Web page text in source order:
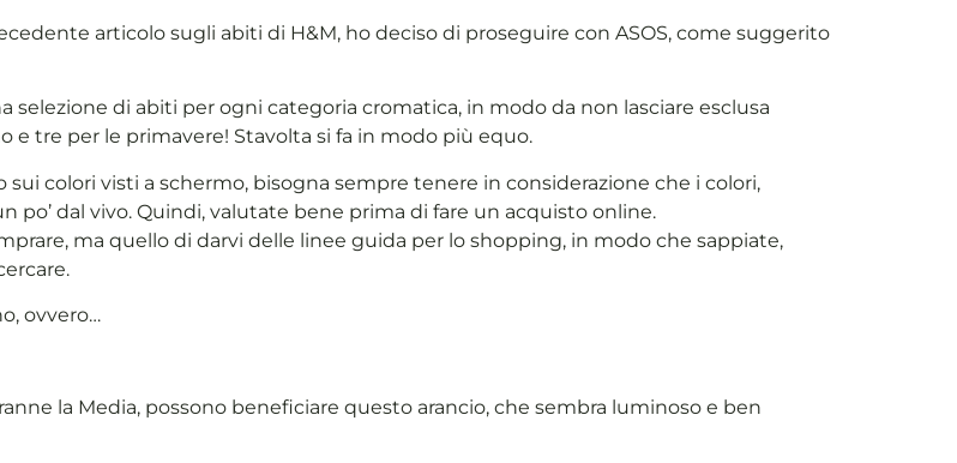
articolo sugli abiti di H&M, ho deciso di proseguire con ASOS, come suggerito
selezione di abiti per ogni categoria cromatica, in modo da non lasciare esclusa
e tre per le primavere! Stavolta si fa in modo più equo.
colori visti a schermo, bisogna sempre tenere in considerazione che i colori,
dal vivo. Quindi, valutate bene prima di fare un acquisto online.
ma quello di darvi delle linee guida per lo shopping, in modo che sappiate,
ovvero…
la Media, possono beneficiare questo arancio, che sembra luminoso e ben